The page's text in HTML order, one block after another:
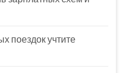
поездок учтите